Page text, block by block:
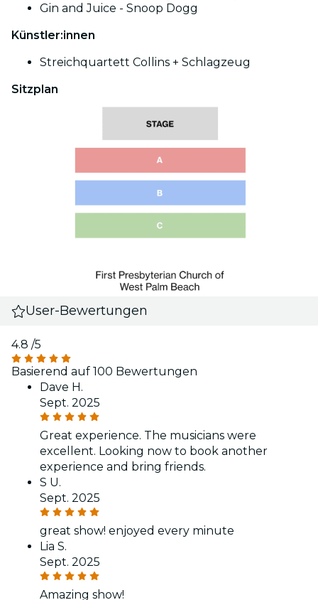
Gin and Juice - Snoop Dogg
Künstler:innen
Streichquartett Collins + Schlagzeug
Sitzplan
User-Bewertungen
4.8 /5
Basierend auf 100 Bewertungen
Dave H.
Sept. 2025
Great experience. The musicians were
excellent. Looking now to book another
experience and bring friends.
S U.
Sept. 2025
great show! enjoyed every minute
Lia S.
Sept. 2025
Amazing show!